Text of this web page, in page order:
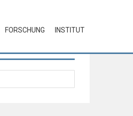
FORSCHUNG INSTITUT